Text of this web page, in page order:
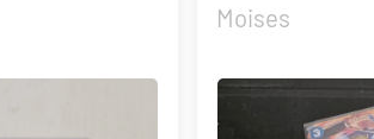
19,90 €
Moises